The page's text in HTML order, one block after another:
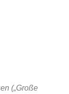
(„Große